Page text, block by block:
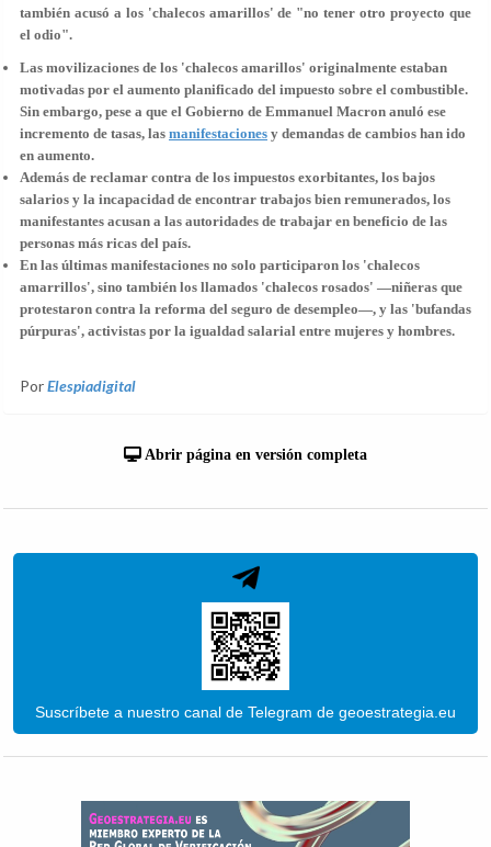
también acusó a los 'chalecos amarillos' de "no tener otro proyecto que
el odio".
Las movilizaciones de los 'chalecos amarillos' originalmente estaban
motivadas por el aumento planificado del impuesto sobre el combustible.
Sin embargo, pese a que el Gobierno de Emmanuel Macron anuló ese
incremento de tasas, las manifestaciones y demandas de cambios han ido
en aumento.
Además de reclamar contra de los impuestos exorbitantes, los bajos
salarios y la incapacidad de encontrar trabajos bien remunerados, los
manifestantes acusan a las autoridades de trabajar en beneficio de las
personas más ricas del país.
En las últimas manifestaciones no solo participaron los 'chalecos
amarrillos', sino también los llamados 'chalecos rosados' —niñeras que
protestaron contra la reforma del seguro de desempleo—, y las 'bufandas
púrpuras', activistas por la igualdad salarial entre mujeres y hombres.
PorElespiadigital
Abrir página en versión completa
Suscríbete a nuestro canal de Telegram de geoestrategia.eu